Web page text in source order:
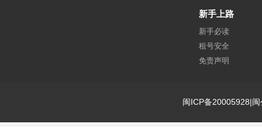
新手上路
新手必读
租号安全
免责声明
闽ICP备20005928|